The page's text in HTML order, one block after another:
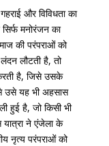
और विविधता का
मनोरंजन का
की परंपराओं को
लौटती है, तो
है, जिसे उसके
उसे यह भी अहसास
हुई है, जो किसी भी
ने एंजेला के
नृत्य परंपराओं को